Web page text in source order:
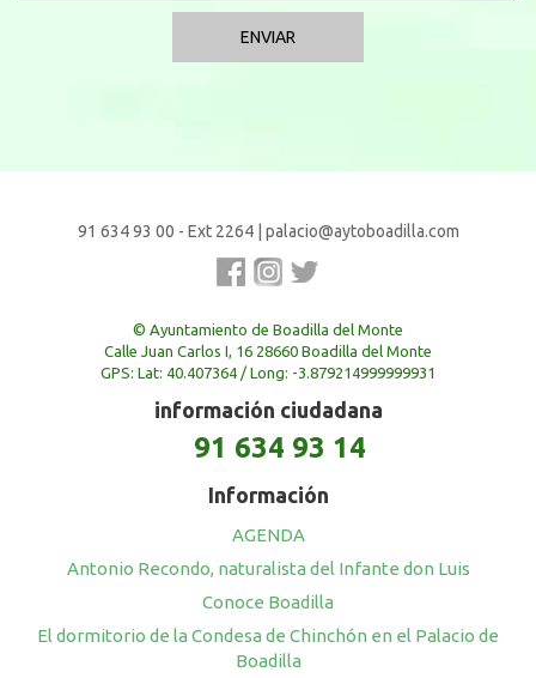
91 634 93 00 - Ext 2264| palacio@aytoboadilla.com
© Ayuntamiento de Boadilla del Monte
Calle Juan Carlos I, 16 28660 Boadilla del Monte
GPS: Lat: 40.407364 / Long: -3.879214999999931
información ciudadana
91 634 93 14
Información
AGENDA
Antonio Recondo, naturalista del Infante don Luis
Conoce Boadilla
El dormitorio de la Condesa de Chinchón en el Palacio de
Boadilla